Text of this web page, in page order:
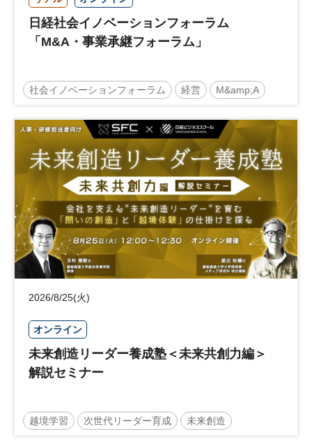
日経社会イノベーションフォーラム
「M&A・事業承継フォーラム」
社会イノベーションフォーラム 経営 M&amp;A
事業承継 中堅中小企業
日経社会イノベーションフォーラム 参加無料
2026/8/25(火)
オンライン
未来創造リーダー養成塾＜未来共創力編＞
解説セミナー
越境学習 次世代リーダー育成 未来創造